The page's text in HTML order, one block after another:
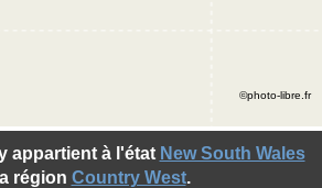
appartient à l'état New South Wales
région Country West.
©photo-libre.fr